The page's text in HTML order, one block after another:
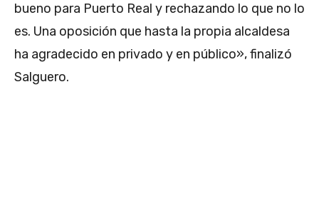
bueno para Puerto Real y rechazando lo que no lo
es. Una oposición que hasta la propia alcaldesa
ha agradecido en privado y en público», finalizó
Salguero.